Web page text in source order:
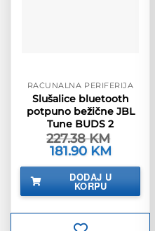
RAČUNALNA PERIFERIJA
Slušalice bluetooth
potpuno bežične JBL
Tune BUDS 2
227.38KM
Izvorna
cijena
bila
227.38 KM.
181.90 KM
je:
181.90 KM.
DODAJ U
KORPU